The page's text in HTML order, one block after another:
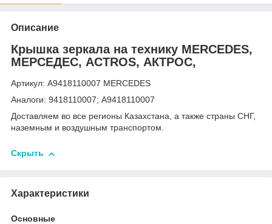
Описание
Крышка зеркала на технику MERCEDES,
МЕРСЕДЕС, ACTROS, АКТРОС,
Артикул: A9418110007 MERCEDES
Аналоги: 9418110007; A9418110007
Доставляем во все регионы Казахстана, а также страны СНГ,
наземным и воздушным транспортом.
Скрыть
Характеристики
Основные